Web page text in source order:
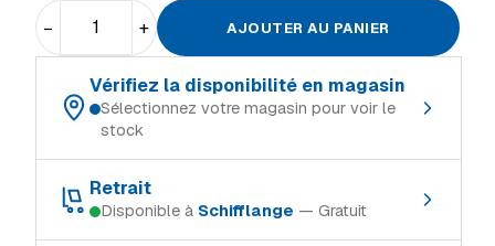
− + AJOUTER AU PANIER
Vérifiez la disponibilité en magasin
Sélectionnez votre magasin pour voir le
stock
Schifflange En stock
Retrait
Disponible à Schifflange — Gratuit